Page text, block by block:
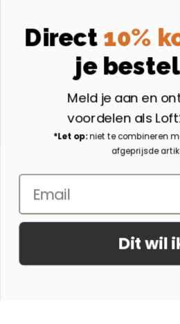
Instagram
Volg ons op Instagram
Aangesloten bij
Direct 10%
je
Meld je aan en
voordelen als
*Let op:niet te combineren
afgeprijsde
Email
Dit wil